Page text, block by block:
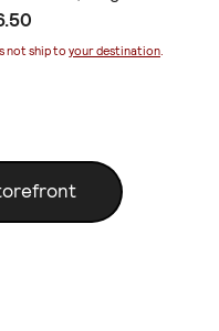
not ship to your destination.